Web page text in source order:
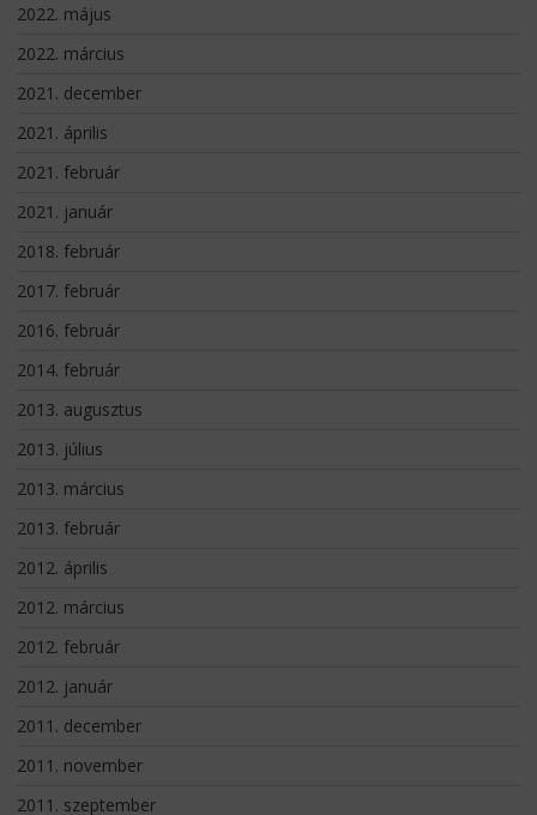
2022. május
2022. március
2021. december
2021. április
2021. február
2021. január
2018. február
2017. február
2016. február
2014. február
2013. augusztus
2013. július
2013. március
2013. február
2012. április
2012. március
2012. február
2012. január
2011. december
2011. november
2011. szeptember